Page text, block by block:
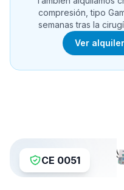
compresión, tipo
semanas tras la
Ver
CE 0051